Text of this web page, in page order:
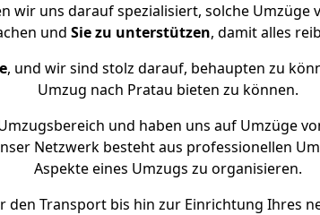
wir uns darauf spezialisiert, solche Umzüge
und Sie zu unterstützen, damit alles
, und wir sind stolz darauf, behaupten zu
Umzug nach Pratau bieten zu können.
und haben uns auf Umzüge
Netzwerk besteht aus professionellen
Aspekte eines Umzugs zu organisieren.
den Transport bis hin zur Einrichtung Ihres